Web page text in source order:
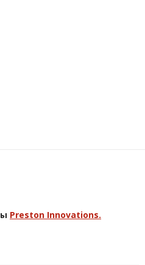
Preston Innovations.